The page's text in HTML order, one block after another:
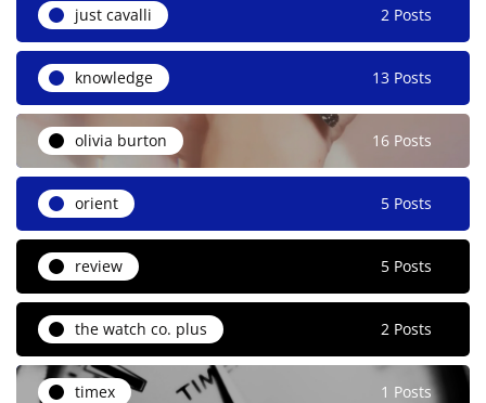
just cavalli 2 Posts
knowledge 13 Posts
olivia burton 16 Posts
orient 5 Posts
review 5 Posts
the watch co. plus 2 Posts
timex 1 Posts